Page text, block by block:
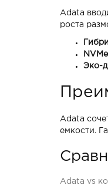
Adata
роста
Эко-
Adata
емкости.
Adata vs